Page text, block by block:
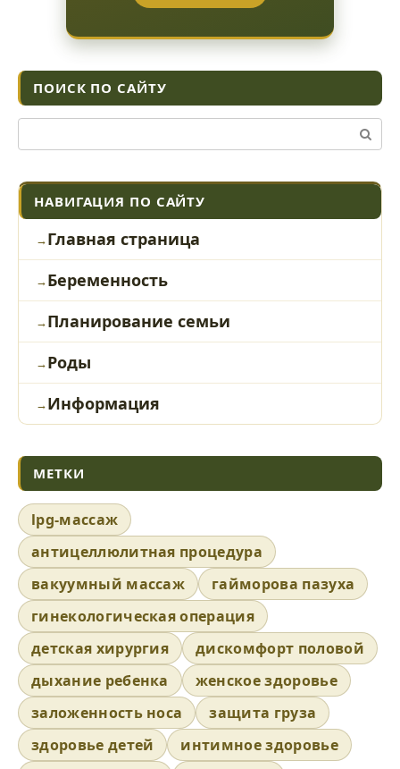
ПОИСК ПО САЙТУ
Поиск:
НАВИГАЦИЯ ПО САЙТУ
Главная страница
Беременность
Планирование семьи
Роды
Информация
МЕТКИ
lpg-массаж
антицеллюлитная процедура
вакуумный массаж
гайморова пазуха
гинекологическая операция
детская хирургия
дискомфорт половой
дыхание ребенка
женское здоровье
заложенность носа
защита груза
здоровье детей
интимное здоровье